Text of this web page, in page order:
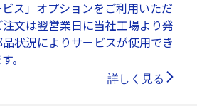
ビス」オプションをご利用いただ
文は翌営業日に当社工場より発
状況によりサービスが使用でき
。
詳しく見る